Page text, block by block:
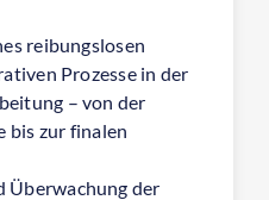
reibungslosen
Prozesse in der
– von der
bis zur finalen
Überwachung der